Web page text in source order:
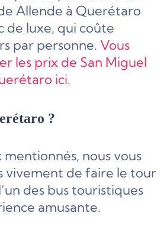
Allende à Querétaro
de luxe, qui coûte
par personne. Vous
les prix de San Miguel
ici.
?
mentionnés, nous vous
vivement de faire le tour
des bus touristiques
amusante.